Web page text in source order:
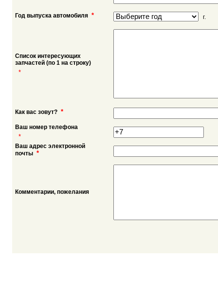
Год выпуска автомобиля * г.
Список интересующих
запчастей (по 1 на строку)
*
Как вас зовут? *
Ваш номер телефона
*
Ваш адрес электронной
почты *
Комментарии, пожелания